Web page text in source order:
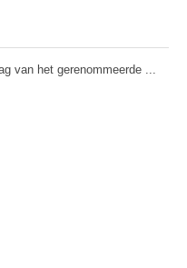
van het gerenommeerde ...